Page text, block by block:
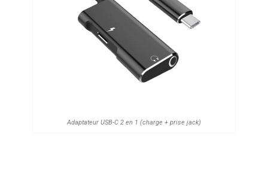
Adaptateur USB-C 2 en 1 (charge + prise jack)